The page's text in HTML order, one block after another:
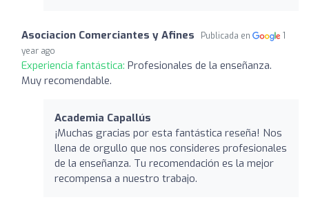
Asociacion Comerciantes y Afines Publicada en
1
year ago
Experiencia fantástica: Profesionales de la enseñanza.
Muy recomendable.
Academia Capallús
¡Muchas gracias por esta fantástica reseña! Nos
llena de orgullo que nos consideres profesionales
de la enseñanza. Tu recomendación es la mejor
recompensa a nuestro trabajo.